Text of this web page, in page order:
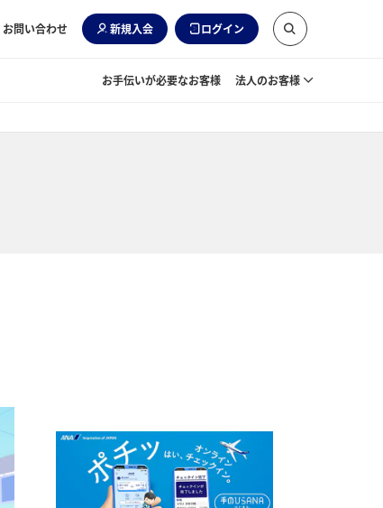
問い合わせ 新規入会 ログイン
お手伝いが必要なお客様 法人のお客様